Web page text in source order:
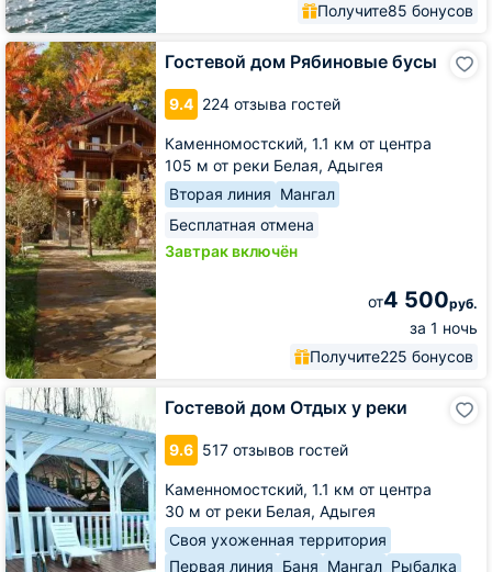
Получите85 бонусов
Гостевой дом Рябиновые бусы
9.4 224 отзыва гостей
Каменномостский, 1.1 км от центра
105 м от реки Белая, Адыгея
Вторая линия Мангал
Бесплатная отмена
Завтрак включён
от4 500руб.
за 1 ночь
Получите225 бонусов
Гостевой
дом
Рябиновые
бусы
Гостевой дом Отдых у реки
9.6 517 отзывов гостей
Каменномостский, 1.1 км от центра
30 м от реки Белая, Адыгея
Своя ухоженная территория
Первая линия Баня Мангал Рыбалка
Гостевой
дом
Отдых
у
реки